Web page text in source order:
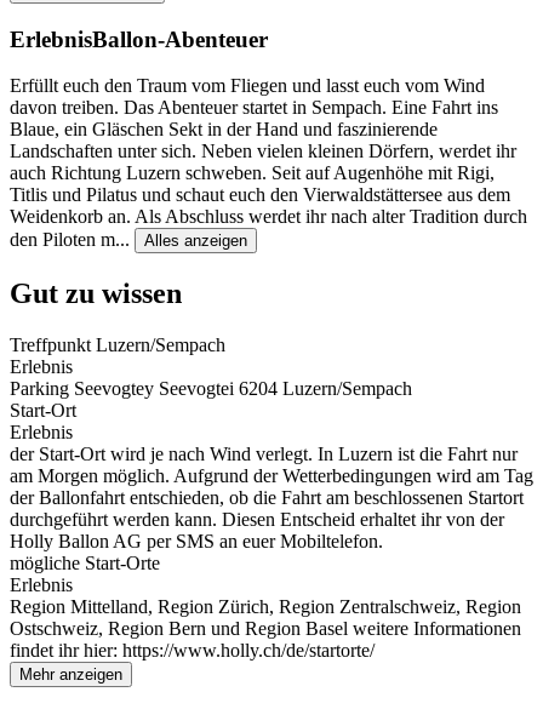
ErlebnisBallon-Abenteuer
Erfüllt euch den Traum vom Fliegen und lasst euch vom Wind
davon treiben. Das Abenteuer startet in Sempach. Eine Fahrt ins
Blaue, ein Gläschen Sekt in der Hand und faszinierende
Landschaften unter sich. Neben vielen kleinen Dörfern, werdet ihr
auch Richtung Luzern schweben. Seit auf Augenhöhe mit Rigi,
Titlis und Pilatus und schaut euch den Vierwaldstättersee aus dem
Weidenkorb an. Als Abschluss werdet ihr nach alter Tradition durch
den Piloten m... Alles anzeigen
Gut zu wissen
Treffpunkt Luzern/Sempach
Erlebnis
Parking Seevogtey Seevogtei 6204 Luzern/Sempach
Start-Ort
Erlebnis
der Start-Ort wird je nach Wind verlegt. In Luzern ist die Fahrt nur
am Morgen möglich. Aufgrund der Wetterbedingungen wird am Tag
der Ballonfahrt entschieden, ob die Fahrt am beschlossenen Startort
durchgeführt werden kann. Diesen Entscheid erhaltet ihr von der
Holly Ballon AG per SMS an euer Mobiltelefon.
mögliche Start-Orte
Erlebnis
Region Mittelland, Region Zürich, Region Zentralschweiz, Region
Ostschweiz, Region Bern und Region Basel weitere Informationen
findet ihr hier: https://www.holly.ch/de/startorte/
Mehr anzeigen